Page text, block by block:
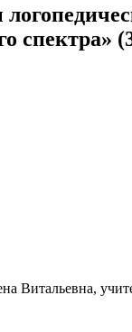
спектра»
Витальевна,